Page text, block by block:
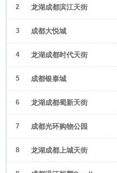
2 龙湖成都滨江天街
3 成都大悦城
4 龙湖成都时代天街
5 成都银泰城
6 龙湖成都蜀新天街
7 成都光环购物公园
8 龙湖成都上城天街